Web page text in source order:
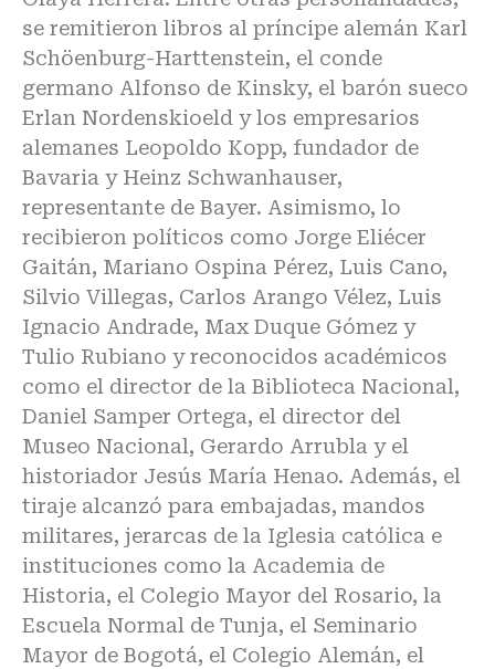
se remitieron libros al príncipe alemán Karl
Schöenburg-Harttenstein, el conde
germano Alfonso de Kinsky, el barón sueco
Erlan Nordenskioeld y los empresarios
alemanes Leopoldo Kopp, fundador de
Bavaria y Heinz Schwanhauser,
representante de Bayer. Asimismo, lo
recibieron políticos como Jorge Eliécer
Gaitán, Mariano Ospina Pérez, Luis Cano,
Silvio Villegas, Carlos Arango Vélez, Luis
Ignacio Andrade, Max Duque Gómez y
Tulio Rubiano y reconocidos académicos
como el director de la Biblioteca Nacional,
Daniel Samper Ortega, el director del
Museo Nacional, Gerardo Arrubla y el
historiador Jesús María Henao. Además, el
tiraje alcanzó para embajadas, mandos
militares, jerarcas de la Iglesia católica e
instituciones como la Academia de
Historia, el Colegio Mayor del Rosario, la
Escuela Normal de Tunja, el Seminario
Mayor de Bogotá, el Colegio Alemán, el